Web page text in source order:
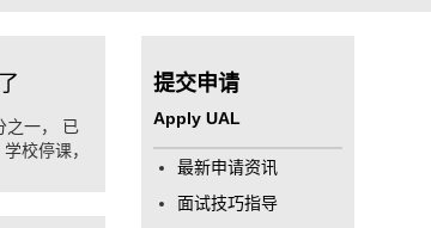
之一， 已
校停课，
提交申请
Apply UAL
最新申请资讯
面试技巧指导